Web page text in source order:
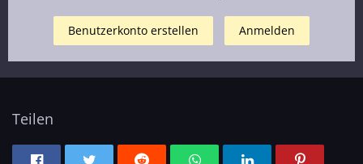
Benutzerkonto erstellen Anmelden
Teilen